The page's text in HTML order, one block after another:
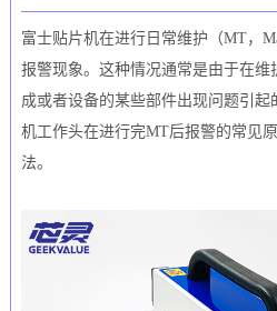
富士贴片机在进行日常维护（MT，
报警现象。这种情况通常是由于在
成或者设备的某些部件出现问题引
机工作头在进行完MT后报警的常见
法。